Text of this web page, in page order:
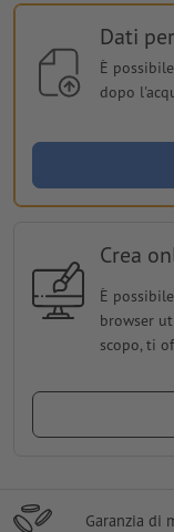
Dati
È
dopo
Crea
È
browser
scopo, ti
Garanzia di